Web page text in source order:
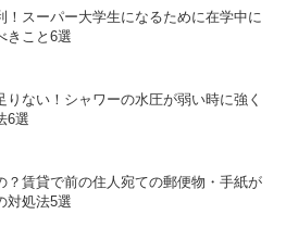
！スーパー大学生になるために在学中に
きこと6選
りない！シャワーの水圧が弱い時に強く
6選
？賃貸で前の住人宛ての郵便物・手紙が
対処法5選